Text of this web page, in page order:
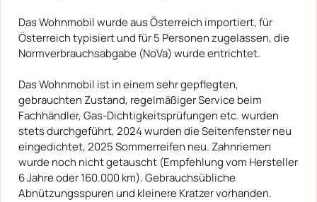
Das Wohnmobil wurde aus Österreich importiert, für
Österreich typisiert und für 5 Personen zugelassen, die
Normverbrauchsabgabe (NoVa) wurde entrichtet.
Das Wohnmobil ist in einem sehr gepflegten,
gebrauchten Zustand, regelmäßiger Service beim
Fachhändler, Gas-Dichtigkeitsprüfungen etc. wurden
stets durchgeführt, 2024 wurden die Seitenfenster neu
eingedichtet, 2025 Sommerreifen neu. Zahnriemen
wurde noch nicht getauscht (Empfehlung vom Hersteller
6 Jahre oder 160.000 km). Gebrauchsübliche
Abnützungsspuren und kleinere Kratzer vorhanden.